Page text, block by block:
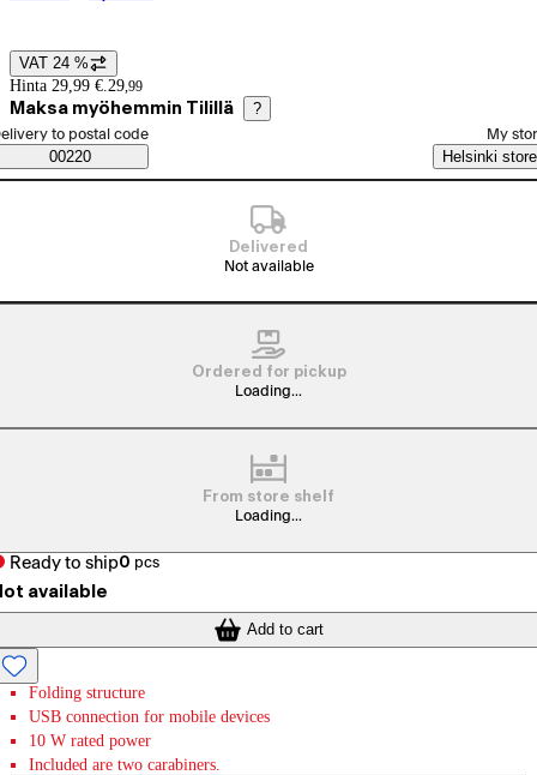
Price details
VAT 24 %
Hinta 29,99 €. 29,99
Maksa myöhemmin Tilillä ?
Saatavuustiedot
order method
to postal code
00220
My
Helsinki store
Delivered
Not available
Ordered for pickup
Loading...
From store shelf
Loading...
Ready to ship0 pcs
available
Add to cart
Folding structure
USB connection for mobile devices
10 W rated power
Included are two carabiners.